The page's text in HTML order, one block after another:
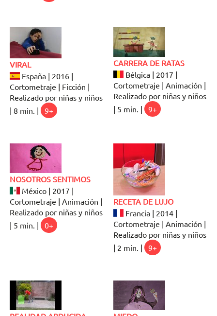
VIRAL
España | 2016 |
Cortometraje | Ficción |
Realizado por niñas y niños
| 8 min. |
9+
CARRERA DE RATAS
Bélgica | 2017 |
Cortometraje | Animación |
Realizado por niñas y niños
| 5 min. |
9+
NOSOTROS SENTIMOS
México | 2017 |
Cortometraje | Animación |
Realizado por niñas y niños
| 5 min. |
0+
RECETA DE LUJO
Francia | 2014 |
Cortometraje | Animación |
Realizado por niñas y niños
| 2 min. |
9+